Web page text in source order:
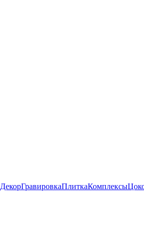
ДекорГравировкаПлиткаКомплексы